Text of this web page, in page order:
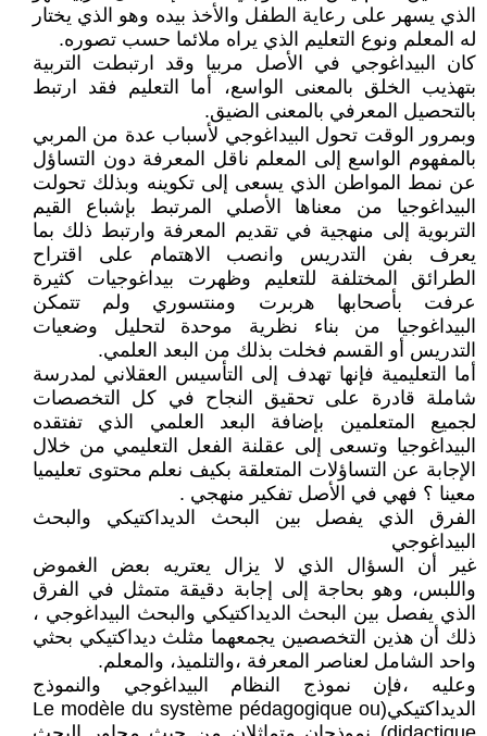
الذي يسهر على رعاية الطفل والأخذ بيده وهو الذي يختار
له المعلم ونوع التعليم الذي يراه ملائما حسب تصوره.
كان البيداغوجي في الأصل مربيا وقد ارتبطت التربية
بتهذيب الخلق بالمعنى الواسع، أما التعليم فقد ارتبط
بالتحصيل المعرفي بالمعنى الضيق.
وبمرور الوقت تحول البيداغوجي لأسباب عدة من المربي
بالمفهوم الواسع إلى المعلم ناقل المعرفة دون التساؤل
عن نمط المواطن الذي يسعى إلى تكوينه وبذلك تحولت
البيداغوجيا من معناها الأصلي المرتبط بإشباع القيم
التربوية إلى منهجية في تقديم المعرفة وارتبط ذلك بما
يعرف بفن التدريس وانصب الاهتمام على اقتراح
الطرائق المختلفة للتعليم وظهرت بيداغوجيات كثيرة
عرفت بأصحابها هربرت ومنتسوري ولم تتمكن
البيداغوجيا من بناء نظرية موحدة لتحليل وضعيات
التدريس أو القسم فخلت بذلك من البعد العلمي.
أما التعليمية فإنها تهدف إلى التأسيس العقلاني لمدرسة
شاملة قادرة على تحقيق النجاح في كل التخصصات
لجميع المتعلمين بإضافة البعد العلمي الذي تفتقده
البيداغوجيا وتسعى إلى عقلنة الفعل التعليمي من خلال
الإجابة عن التساؤلات المتعلقة بكيف نعلم محتوى تعليميا
معينا ؟ فهي في الأصل تفكير منهجي .
الفرق الذي يفصل بين البحث الديداكتيكي والبحث
البيداغوجي
غير أن السؤال الذي لا يزال يعتريه بعض الغموض
واللبس، وهو بحاجة إلى إجابة دقيقة متمثل في الفرق
الذي يفصل بين البحث الديداكتيكي والبحث البيداغوجي ،
ذلك أن هذين التخصصين يجمعهما مثلث ديداكتيكي بحثي
واحد الشامل لعناصر المعرفة ،والتلميذ، والمعلم.
وعليه ،فإن نموذج النظام البيداغوجي والنموذج
الديداكتيكي(Le modèle du système pédagogique ou